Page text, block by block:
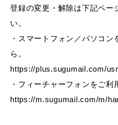
高齢者・介護
目的から探す
登録の変更・解除は下記ペー
い。
・スマートフォン／パソコ
ら。
https://plus.sugumail.com/
・フィーチャーフォンをご利
https://m.sugumail.com/m/